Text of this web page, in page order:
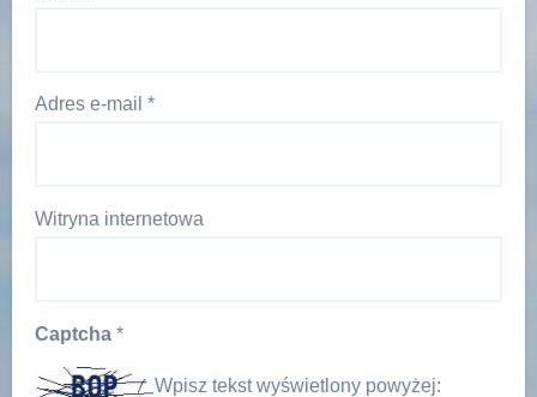
Adres e-mail *
Witryna internetowa
Captcha *
Wpisz tekst wyświetlony powyżej: